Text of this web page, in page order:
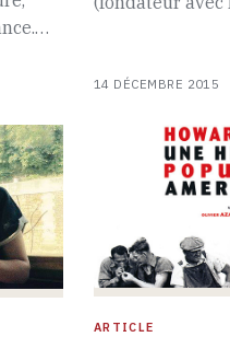
14 DÉCEMBRE 2015
ARTICLE